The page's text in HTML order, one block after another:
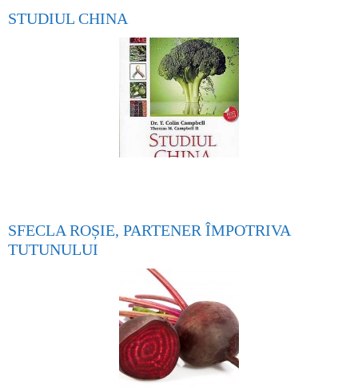
STUDIUL CHINA
SFECLA ROȘIE, PARTENER ÎMPOTRIVA
TUTUNULUI